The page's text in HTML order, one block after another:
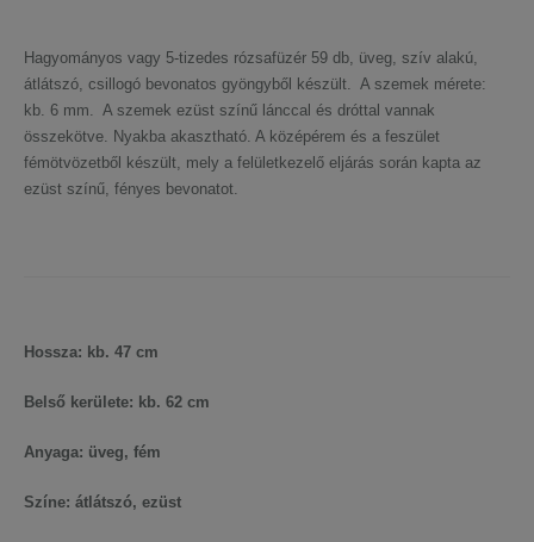
Hagyományos vagy 5-tizedes rózsafüzér 59 db, üveg, szív alakú,
átlátszó, csillogó bevonatos gyöngyből készült. A szemek mérete:
kb. 6 mm. A szemek ezüst színű lánccal és dróttal vannak
összekötve. Nyakba akasztható. A középérem és a feszület
fémötvözetből készült, mely a felületkezelő eljárás során kapta az
ezüst színű, fényes bevonatot.
Hossza: kb. 47 cm
Belső kerülete: kb. 62 cm
Anyaga: üveg, fém
Színe: átlátszó, ezüst